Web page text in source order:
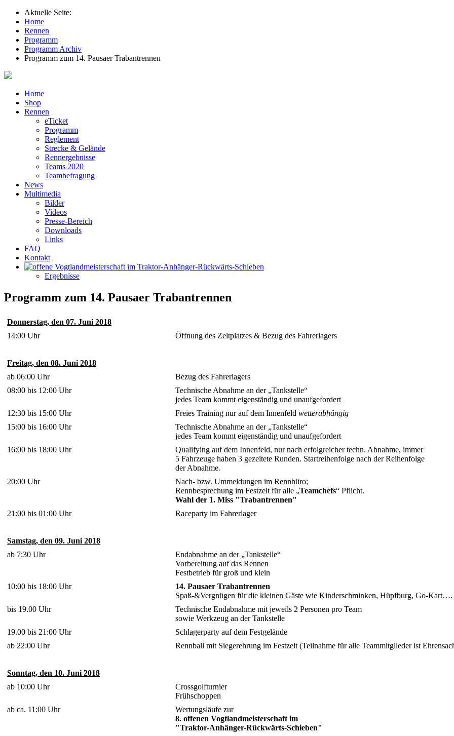
Aktuelle Seite:
Home
Rennen
Programm
Programm Archiv
Programm zum 14. Pausaer Trabantrennen
Home
Shop
Rennen
eTicket
Programm
Reglement
Strecke & Gelände
Rennergebnisse
Teams 2020
Teambefragung
News
Multimedia
Bilder
Videos
Presse-Bereich
Downloads
Links
FAQ
Kontakt
Ergebnisse
Programm zum 14. Pausaer Trabantrennen
Donnerstag, den 07. Juni 2018
14:00 Uhr
Öffnung des Zeltplatzes & Bezug des Fahrerlagers
Freitag, den 08. Juni 2018
ab 06:00 Uhr
Bezug des Fahrerlagers
08:00 bis 12:00 Uhr
Technische Abnahme an der „Tankstelle“
jedes Team kommt eigenständig und unaufgefordert
12:30 bis 15:00 Uhr
Freies Training nur auf dem Innenfeld wetterabhängig
15:00 bis 16:00 Uhr
Technische Abnahme an der „Tankstelle“
jedes Team kommt eigenständig und unaufgefordert
16:00 bis 18:00 Uhr
Qualifying auf dem Innenfeld, nur nach erfolgreicher techn. Abnahme, immer
5 Fahrzeuge haben 3 gezeitete Runden. Startreihenfolge nach der Reihenfolge
der Abnahme.
20:00 Uhr
Nach- bzw. Ummeldungen im Rennbüro;
Rennbesprechung im Festzelt für alle „Teamchefs“ Pflicht.
Wahl der 1. Miss "Trabantrennen"
21:00 bis 01:00 Uhr
Raceparty im Fahrerlager
Samstag, den 09. Juni 2018
ab 7:30 Uhr
Endabnahme an der „Tankstelle“
Vorbereitung auf das Rennen
Festbetrieb für groß und klein
10:00 bis 18:00 Uhr
14. Pausaer Trabantrennen
Spaß-&Vergnügen für die kleinen Gäste wie Kinderschminken, Hüpfburg, Go-Kart….
bis 19.00 Uhr
Technische Endabnahme mit jeweils 2 Personen pro Team
sowie Werkzeug an der Tankstelle
19.00 bis 21:00 Uhr
Schlagerparty auf dem Festgelände
ab 22:00 Uhr
Rennball mit Siegerehrung im Festzelt (Teilnahme für alle Teammitglieder ist
Sonntag, den 10. Juni 2018
ab 10:00 Uhr
Crossgolfturnier
Frühschoppen
ab ca. 11:00 Uhr
Wertungsläufe zur
8. offenen Vogtlandmeisterschaft im
"Traktor-Anhänger-Rückwärts-Schieben"